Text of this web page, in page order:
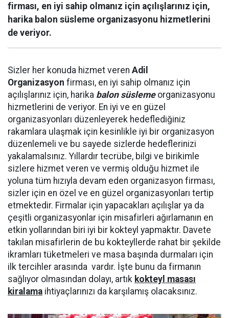
firması, en iyi sahip olmanız için açılışlarınız için,
harika balon süsleme organizasyonu hizmetlerini
de veriyor.
Sizler her konuda hizmet veren Adil
Organizasyon firması, en iyi sahip olmanız için
açılışlarınız için, harika balon süslemeorganizasyonu
hizmetlerini de veriyor. En iyi ve en güzel
organizasyonları düzenleyerek hedeflediğiniz
rakamlara ulaşmak için kesinlikle iyi bir organizasyon
düzenlemeli ve bu sayede sizlerde hedeflerinizi
yakalamalsınız. Yıllardır tecrübe, bilgi ve birikimle
sizlere hizmet veren ve vermiş olduğu hizmet ile
yoluna tüm hızıyla devam eden organizasyon firması,
sizler için en özel ve en güzel organizasyonları tertip
etmektedir. Firmalar için yapacakları açılışlar ya da
çeşitli organizasyonlar için misafirleri ağırlamanın en
etkin yollarından biri iyi bir kokteyl yapmaktır. Davete
takılan misafirlerin de bu kokteyllerde rahat bir şekilde
ikramları tüketmeleri ve masa başında durmaları için
ilk tercihler arasında vardır. İşte bunu da firmanın
sağlıyor olmasından dolayı, artık kokteyl masası
kiralama ihtiyaçlarınızı da karşılamış olacaksınız.